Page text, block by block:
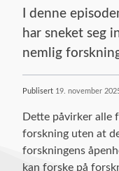
I denne
har sneket seg
nemlig
Publisert 19. november
Dette påvirker alle
forskning uten at
forskningens
kan forske på